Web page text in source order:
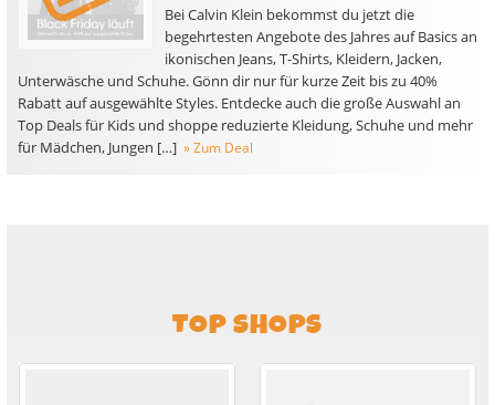
Bei Calvin Klein bekommst du jetzt die
begehrtesten Angebote des Jahres auf Basics an
ikonischen Jeans, T-Shirts, Kleidern, Jacken,
Unterwäsche und Schuhe. Gönn dir nur für kurze Zeit bis zu 40%
Rabatt auf ausgewählte Styles. Entdecke auch die große Auswahl an
Top Deals für Kids und shoppe reduzierte Kleidung, Schuhe und mehr
für Mädchen, Jungen […] » Zum Deal
TOP SHOPS